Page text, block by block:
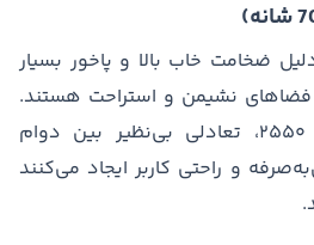
به دلیل ضخامت خاب بالا و پاخور بسیار
فضاهای نشیمن و استراحت هستند.
این محصولات با تراکم ۲۵۵۰، تعادلی بی‌نظیر بین دوام
و راحتی کاربر ایجاد می‌کنند